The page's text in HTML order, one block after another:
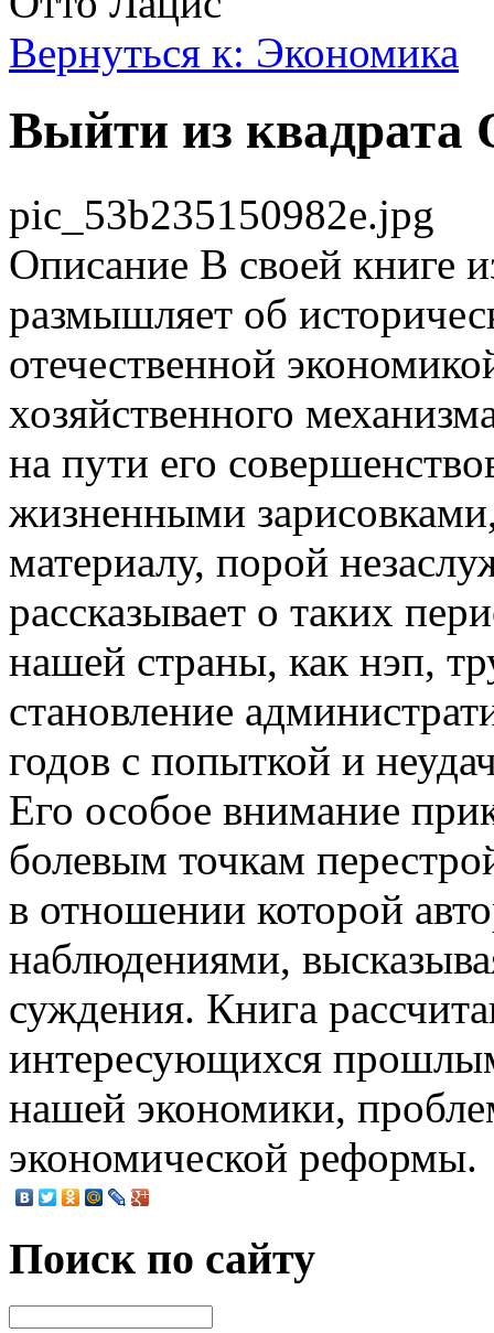
Вернуться к: Экономика
Выйти из квадрата
pic_53b235150982e.jpg
Описание В своей книге
размышляет об
отечественной
хозяйственного
на пути его
жизненными
материалу, порой
рассказывает о таких
нашей страны, как нэп,
становление
годов с попыткой и
Его особое внимание
болевым точкам
в отношении которой
наблюдениями,
суждения. Книга
интересующихся
нашей экономики,
экономической реформы.
Поиск по сайту